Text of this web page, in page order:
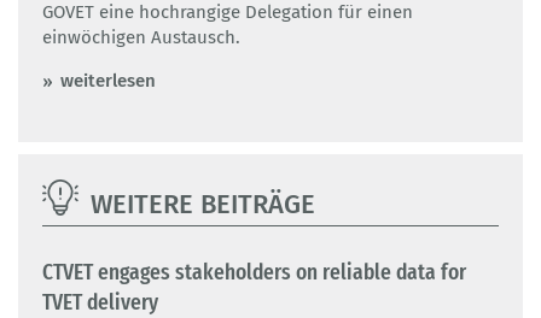
GOVET eine hochrangige Delegation für einen
einwöchigen Austausch.
weiterlesen
WEITERE BEITRÄGE
CTVET engages stakeholders on reliable data for
TVET delivery